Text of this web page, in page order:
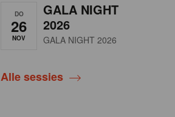
DO
26
NOV
GALA NIGHT
2026
GALA NIGHT 2026
Alle sessies